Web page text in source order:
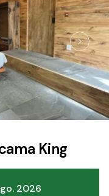
King
2026